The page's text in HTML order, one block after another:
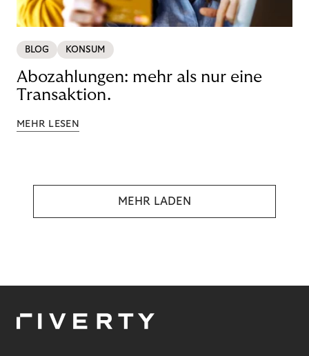
BLOG KONSUM
Abozahlungen: mehr als nur eine
Transaktion.
MEHR LESEN
MEHR LADEN